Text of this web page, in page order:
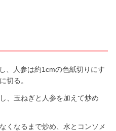
、人参は約1cmの色紙切りにす
切る。
、玉ねぎと人参を加えて炒め
くなるまで炒め、水とコンソメ